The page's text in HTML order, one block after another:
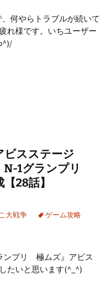
何やらトラブルが続いて
れ様です。いちユーザー
ビスステージ 夜は短し
ビスステージ
1グランプリ
28話】
大戦争 ゲーム攻略
ンプリ 極ムズ』アビス
たいと思います(^_^)